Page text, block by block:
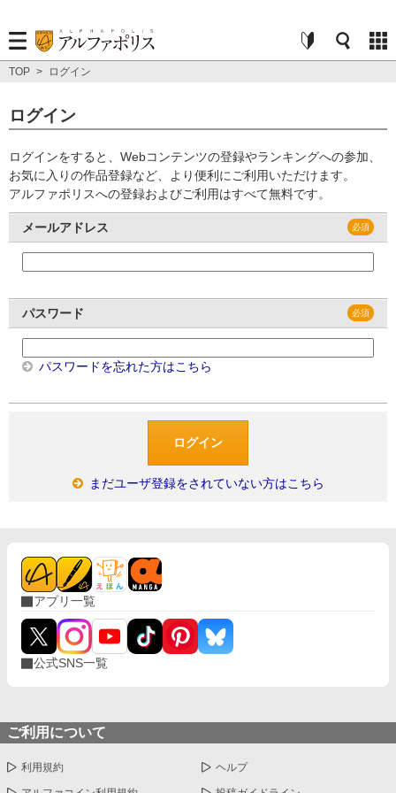
TOP > ログイン
ログイン
ログインをすると、Webコンテンツの登録やランキングへの参加、
お気に入りの作品登録など、より便利にご利用いただけます。
アルファポリスへの登録およびご利用はすべて無料です。
メールアドレス
パスワード
パスワードを忘れた方はこちら
まだユーザ登録をされていない方はこちら
アプリ一覧
公式SNS一覧
ご利用について
利用規約 ヘルプ